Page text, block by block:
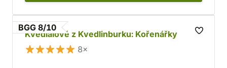
BGG 8/10
Kvedlalové z Kvedlinburku: Kořenářky
8×